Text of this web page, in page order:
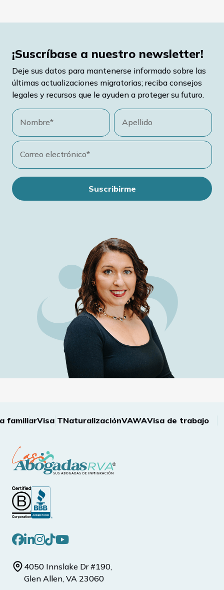
¡Suscríbase a nuestro newsletter!
Deje sus datos para mantenerse informado sobre las
últimas actualizaciones migratorias; reciba consejos
legales y recursos que le ayuden a proteger su futuro.
Nombre* Apellido
Correo electrónico*
Suscribirme
Visa TNaturalizaciónVAWAVisa de trabajo
4050 Innslake Dr #190,
Glen Allen, VA 23060